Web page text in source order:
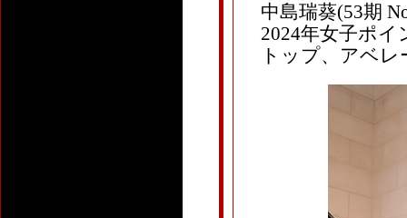
中島瑞葵(53期
2024年女子ポ
トップ、アベ